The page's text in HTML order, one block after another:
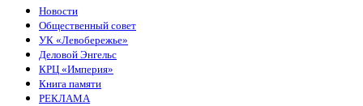
Новости
Общественный совет
УК «Левобережье»
Деловой Энгельс
КРЦ «Империя»
Книга памяти
РЕКЛАМА